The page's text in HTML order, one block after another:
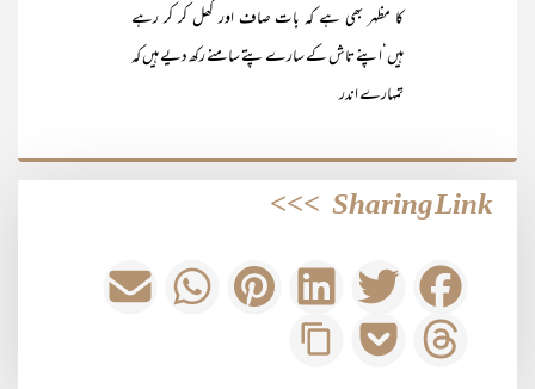
کا مظہر بھی ہے کہ بات صاف اور کھل کر کر رہے
ہیں‘اپنے تاش کے سارے پتے سامنے رکھ دیے ہیں کہ
تمہارے اندر
Sharing Link
>>>